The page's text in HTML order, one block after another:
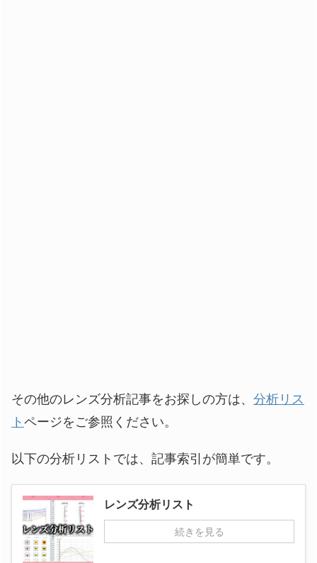
その他のレンズ分析記事をお探しの方は、 分析リス
トページをご参照ください。
以下の分析リストでは、記事索引が簡単です。
レンズ分析リスト
続きを見る